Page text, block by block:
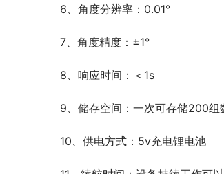
6、角度分辨率：0.01°
7、角度精度：±1°
8、响应时间：＜1s
9、储存空间：一次可存储200组
10、供电方式：5v充电锂电池